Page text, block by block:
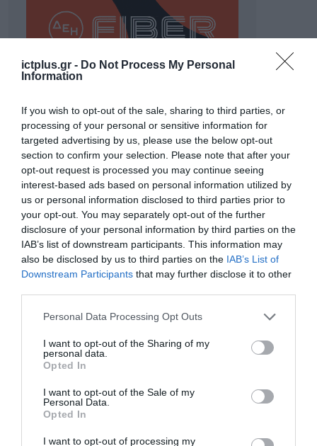
ictplus.gr - Do Not Process My Personal
Information
If you wish to opt-out of the sale, sharing to third parties, or
processing of your personal or sensitive information for
targeted advertising by us, please use the below opt-out
section to confirm your selection. Please note that after your
opt-out request is processed you may continue seeing
interest-based ads based on personal information utilized by
us or personal information disclosed to third parties prior to
your opt-out. You may separately opt-out of the further
disclosure of your personal information by third parties on the
IAB’s list of downstream participants. This information may
also be disclosed by us to third parties on the IAB’s List of
Downstream Participants that may further disclose it to other
Please note that this website/app uses one or more Google
not limited to your visit or usage behaviour. You may click to
grant or deny consent to Google and its third-party tags to
use your data for below specified purposes in below Google
consent section.
Personal Data Processing Opt Outs
I want to opt-out of the Sharing of my
personal data.
Opted In
I want to opt-out of the Sale of my
Personal Data.
Opted In
I want to opt-out of processing my
ΡΟΗ ΕΙΔΗΣΕΩΝ
Το χρηματοδοτούμενο
από την ΕΕ έργο “The
Gaming Police”
ενισχύει την ασφάλεια
των παιδιών στο
διαδίκτυο
31.07.2026
ΑΑΔΕ: Διευκρινίσεις
για τα πρόστιμα σε
παραβάσεις που
αφορούν τους ΦΗΜ
Σ. Καλαφάτης: «Η
δεν είναι απλώς μια
νέα τεχνολογία, είναι
μια νέα βιομηχανική
31.07.2026
Νέος οδηγός του ΕΚΤ
για τη χρηματοδότηση
των ελληνικών
επιχειρήσεων στον
31.07.2026